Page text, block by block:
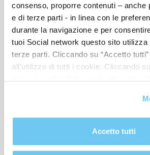
consenso, proporre contenuti – anche
e di terze parti - in linea con le
durante la navigazione e per
tuoi Social network questo sito utilizza
terze parti. Cliccando su “Accetto
all’utilizzo di tutti i cookie. Cliccando
propria volontà in relazione a
cookie del sito. Per ulteriori
Accetto tutti
Richiesta di consenso